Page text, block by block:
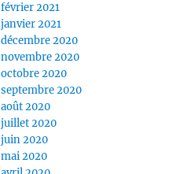
février 2021
janvier 2021
décembre 2020
novembre 2020
octobre 2020
septembre 2020
août 2020
juillet 2020
juin 2020
mai 2020